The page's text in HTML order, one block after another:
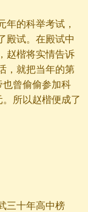
年的科举考试，
殿试。在殿试中
赵楷将实情告诉
，就把当年的第
也曾偷偷参加科
所以赵楷便成了
三十年高中榜